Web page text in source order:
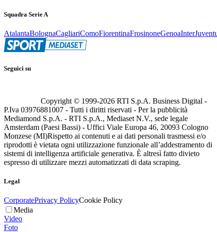
Squadra Serie A
AtalantaBolognaCagliariComoFiorentinaFrosinoneGenoaInter
Seguici su
Copyright © 1999-2026 RTI S.p.A. Business Digital -
P.Iva 03976881007 - Tutti i diritti riservati - Per la pubblicità
Mediamond S.p.A. - RTI S.p.A., Mediaset N.V., sede legale
Amsterdam (Paesi Bassi) - Uffici Viale Europa 46, 20093 Cologno
Monzese (MI)Rispetto ai contenuti e ai dati personali trasmessi e/o
riprodotti è vietata ogni utilizzazione funzionale all’addestramento di
sistemi di intelligenza artificiale generativa. È altresì fatto divieto
espresso di utilizzare mezzi automatizzati di data scraping.
Legal
CorporatePrivacy PolicyCookie Policy
Media
Video
Foto